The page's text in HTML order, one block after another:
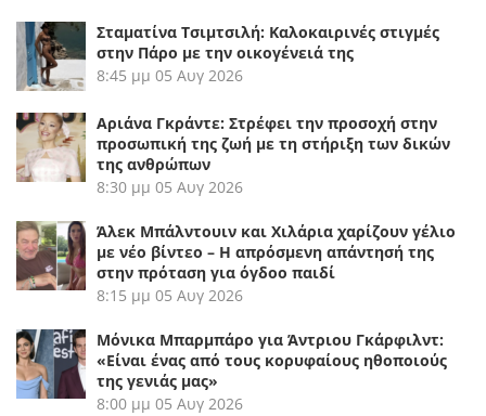
Σταματίνα Τσιμτσιλή: Καλοκαιρινές στιγμές
στην Πάρο με την οικογένειά της
8:45 μμ 05 Αυγ 2026
Αριάνα Γκράντε: Στρέφει την προσοχή στην
προσωπική της ζωή με τη στήριξη των δικών
της ανθρώπων
8:30 μμ 05 Αυγ 2026
Άλεκ Μπάλντουιν και Χιλάρια χαρίζουν γέλιο
με νέο βίντεο – Η απρόσμενη απάντησή της
στην πρόταση για όγδοο παιδί
8:15 μμ 05 Αυγ 2026
Μόνικα Μπαρμπάρο για Άντριου Γκάρφιλντ:
«Είναι ένας από τους κορυφαίους ηθοποιούς
της γενιάς μας»
8:00 μμ 05 Αυγ 2026